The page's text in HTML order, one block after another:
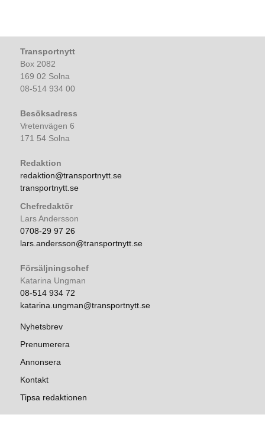
Transportnytt
Box 2082
169 02 Solna
08-514 934 00
Besöksadress
Vretenvägen 6
171 54 Solna
Redaktion
redaktion@transportnytt.se
transportnytt.se
Chefredaktör
Lars Andersson
0708-29 97 26
lars.andersson@transportnytt.se
Försäljningschef
Katarina Ungman
08-514 934 72
katarina.ungman@transportnytt.se
Nyhetsbrev
Prenumerera
Annonsera
Kontakt
Tipsa redaktionen